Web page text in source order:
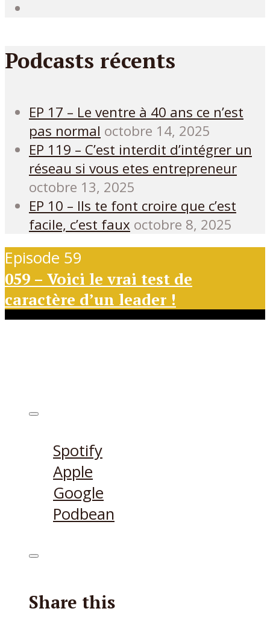
Podcasts récents
EP 17 – Le ventre à 40 ans ce n’est
pas normal octobre 14, 2025
EP 119 – C’est interdit d’intégrer un
réseau si vous etes entrepreneur
octobre 13, 2025
EP 10 – Ils te font croire que c’est
facile, c’est faux octobre 8, 2025
Episode 59
059 – Voici le vrai test de
caractère d’un leader !
Spotify
Apple
Google
Podbean
Share this